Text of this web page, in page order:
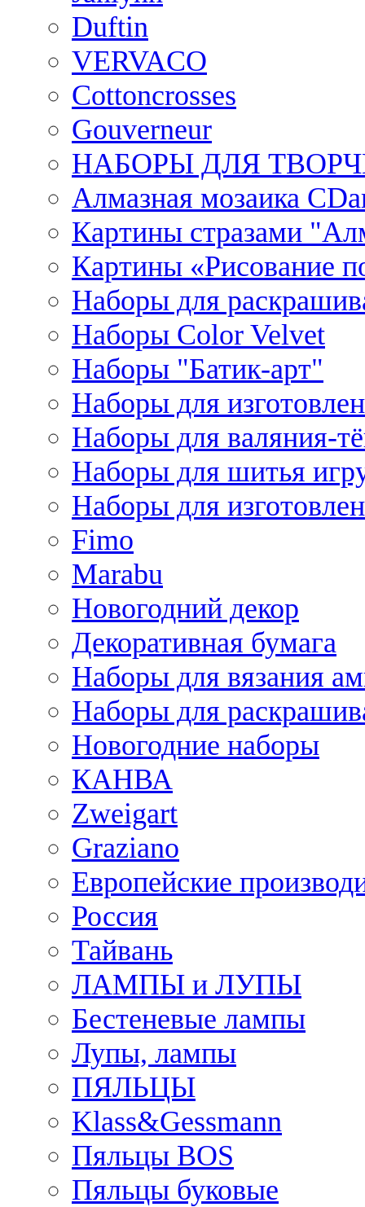
Duftin
VERVACO
Cottoncrosses
Gouverneur
НАБОРЫ ДЛЯ
Алмазная мозаика
Картины стразами
Картины «Рисование
Наборы для
Наборы Сolor Velvet
Наборы "Батик-арт"
Наборы для
Наборы для валяния-
Наборы для шитья
Наборы для
Fimo
Marabu
Новогодний декор
Декоративная бумага
Наборы для вязания
Наборы для
Новогодние наборы
КАНВА
Zweigart
Graziano
Европейские
Россия
Тайвань
ЛАМПЫ и ЛУПЫ
Бестеневые лампы
Лупы, лампы
ПЯЛЬЦЫ
Klass&Gessmann
Пяльцы BOS
Пяльцы буковые